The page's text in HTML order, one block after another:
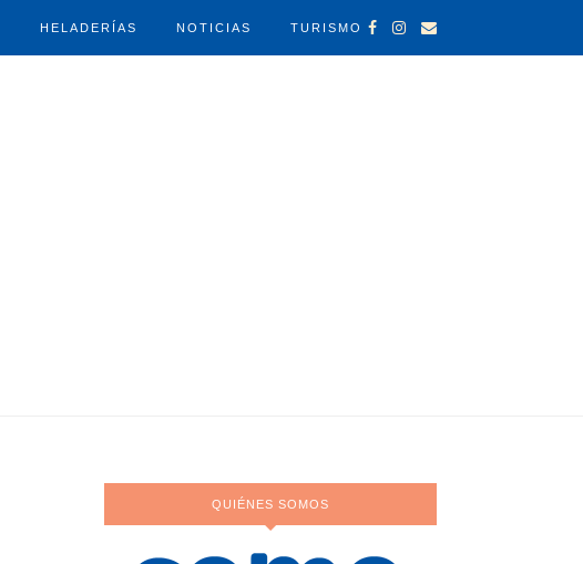
HELADERÍAS NOTICIAS TURISMO
QUIÉNES SOMOS